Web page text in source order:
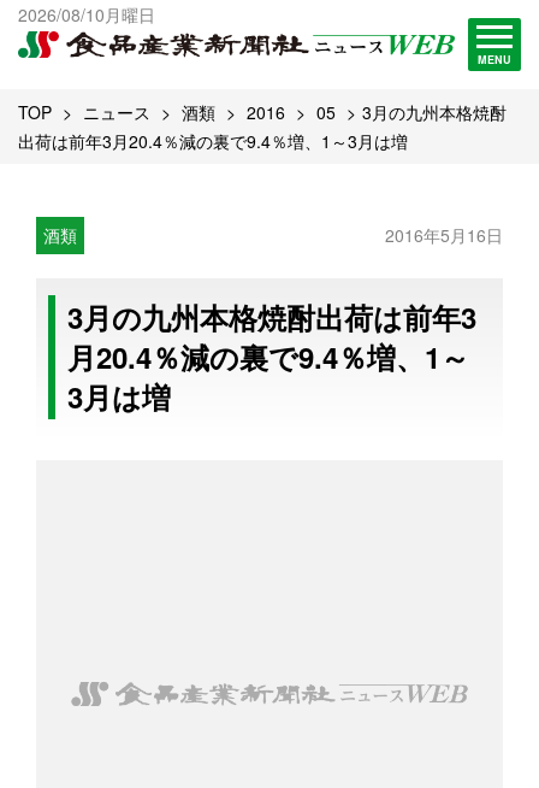
2026/08/10月曜日
MENU
出版物一覧へ
試読・購読申し込み
TOP ニュース 酒類 2016 05
3月の九州本格焼酎
出荷は前年3月20.4％減の裏で9.4％増、1～3月は増
酒類 2016年5月16日
3月の九州本格焼酎出荷は前年3
月20.4％減の裏で9.4％増、1～
3月は増